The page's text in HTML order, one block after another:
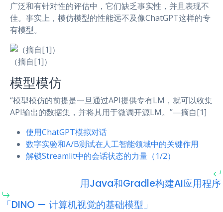
广泛和有针对性的评估中，它们缺乏事实性，并且表现不
佳。事实上，模仿模型的性能远不及像ChatGPT这样的专
有模型。
（摘自[1]）
模型模仿
“模型模仿的前提是一旦通过API提供专有LM，就可以收集
API输出的数据集，并将其用于微调开源LM。”—摘自[1]
使用ChatGPT模拟对话
数字实验和A/B测试在人工智能领域中的关键作用
解锁Streamlit中的会话状态的力量（1/2）
用Java和Gradle构建AI应用程序
「DINO — 计算机视觉的基础模型」